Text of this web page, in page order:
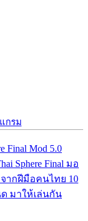
กรม
Final Mod 5.0
Sphere Final มอ
จากฝีมือคนไทย 10
มาให้เล่นกัน